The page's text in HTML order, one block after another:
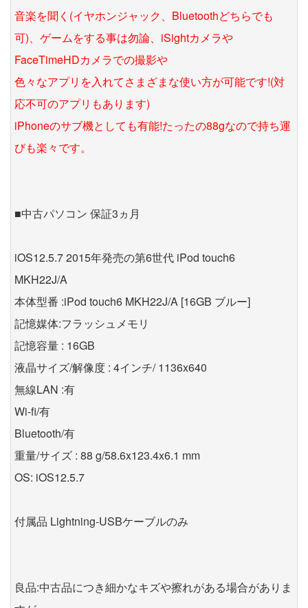
音楽を聞く(イヤホンジャック、Bluetoothどちらでも
可)、ゲームをする事は勿論、iSightカメラや
FaceTimeHDカメラでの撮影や
色々なアプリを入れてさまざまな使い方が可能です!(対
応不可のアプリもあります)
iPhoneのサブ機としても有能!たったの88gなので持ち運
びも楽々です。
■中古パソコン 保証3ヵ月
iOS12.5.7 2015年発売の第6世代 iPod touch6
MKH22J/A
本体型番 :iPod touch6 MKH22J/A [16GB ブルー]
記憶媒体:フラッシュメモリ
記憶容量 : 16GB
液晶サイズ/解像度 : 4インチ/ 1136x640
無線LAN :有
Wi-fi/有
Bluetooth/有
重量/サイズ : 88 g/58.6x123.4x6.1 mm
OS: iOS12.5.7
付属品 Lightning-USBケーブルのみ
良品:中古品につき細かなキズや擦れがある場合がありま